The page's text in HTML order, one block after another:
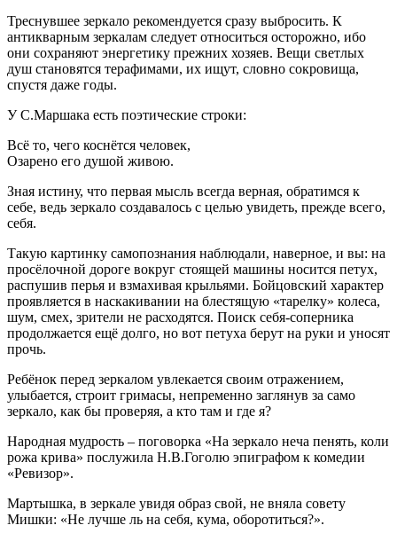
Треснувшее зеркало рекомендуется сразу выбросить. К
антикварным зеркалам следует относиться осторожно, ибо
они сохраняют энергетику прежних хозяев. Вещи светлых
душ становятся терафимами, их ищут, словно сокровища,
спустя даже годы.
У С.Маршака есть поэтические строки:
Всё то, чего коснётся человек,
Озарено его душой живою.
Зная истину, что первая мысль всегда верная, обратимся к
себе, ведь зеркало создавалось с целью увидеть, прежде всего,
себя.
Такую картинку самопознания наблюдали, наверное, и вы: на
просёлочной дороге вокруг стоящей машины носится петух,
распушив перья и взмахивая крыльями. Бойцовский характер
проявляется в наскакивании на блестящую «тарелку» колеса,
шум, смех, зрители не расходятся. Поиск себя-соперника
продолжается ещё долго, но вот петуха берут на руки и уносят
прочь.
Ребёнок перед зеркалом увлекается своим отражением,
улыбается, строит гримасы, непременно заглянув за само
зеркало, как бы проверяя, а кто там и где я?
Народная мудрость – поговорка «На зеркало неча пенять, коли
рожа крива» послужила Н.В.Гоголю эпиграфом к комедии
«Ревизор».
Мартышка, в зеркале увидя образ свой, не вняла совету
Мишки: «Не лучше ль на себя, кума, оборотиться?».